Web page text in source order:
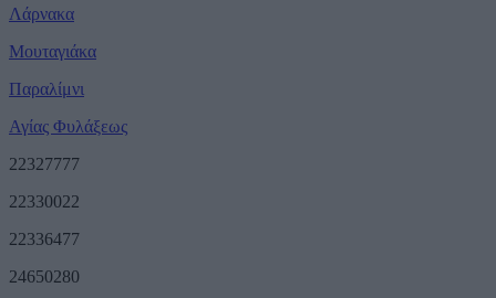
Λάρνακα
Μουταγιάκα
Παραλίμνι
Αγίας Φυλάξεως
22327777
22330022
22336477
24650280